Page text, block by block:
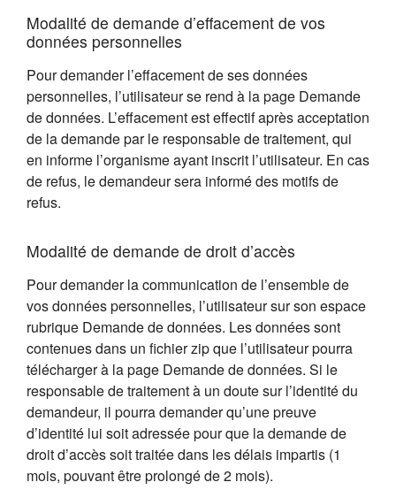
Modalité de demande d’effacement de vos
données personnelles
Pour demander l’effacement de ses données
personnelles, l’utilisateur se rend à la page Demande
de données. L’effacement est effectif après acceptation
de la demande par le responsable de traitement, qui
en informe l’organisme ayant inscrit l’utilisateur. En cas
de refus, le demandeur sera informé des motifs de
refus.
Modalité de demande de droit d’accès
Pour demander la communication de l’ensemble de
vos données personnelles, l’utilisateur sur son espace
rubrique Demande de données. Les données sont
contenues dans un fichier zip que l’utilisateur pourra
télécharger à la page Demande de données. Si le
responsable de traitement à un doute sur l’identité du
demandeur, il pourra demander qu’une preuve
d’identité lui soit adressée pour que la demande de
droit d’accès soit traitée dans les délais impartis (1
mois, pouvant être prolongé de 2 mois).